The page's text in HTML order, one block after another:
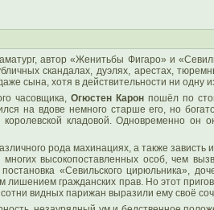
автор «Женитьбы Фигаро» и
скандалах, дуэлях, арестах,
сына, хотя в действительности ни
часовщика, Огюстен Карон пошёл по
на вдове немного старше его, но
королевской кладовой. Одновременно
рода махинациях, а также
многих высокопоставленных особ, чем
«Севильского цирюльника»,
лишением гражданских прав. Но этот
сотни видных парижан выразили ему своё